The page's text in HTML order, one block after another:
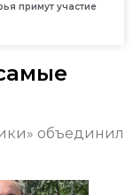
примут участие
объединил